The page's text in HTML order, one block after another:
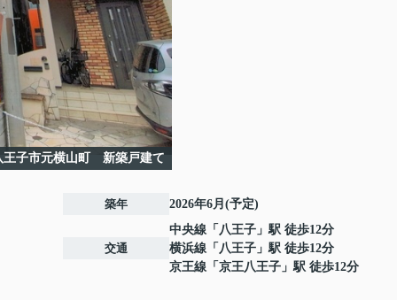
王子市元横山町 新築戸建て
築年 2026年6月(予定)
交通
中央線 「 八王子 」駅 徒歩12分
横浜線 「 八王子 」駅 徒歩12分
京王線 「 京王八王子 」駅 徒歩12分